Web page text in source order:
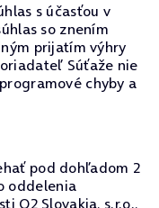
s účasťou v
so znením
prijatím výhry
Súťaže nie
chyby a
pod dohľadom 2
oddelenia
O2 Slovakia, s.r.o.,